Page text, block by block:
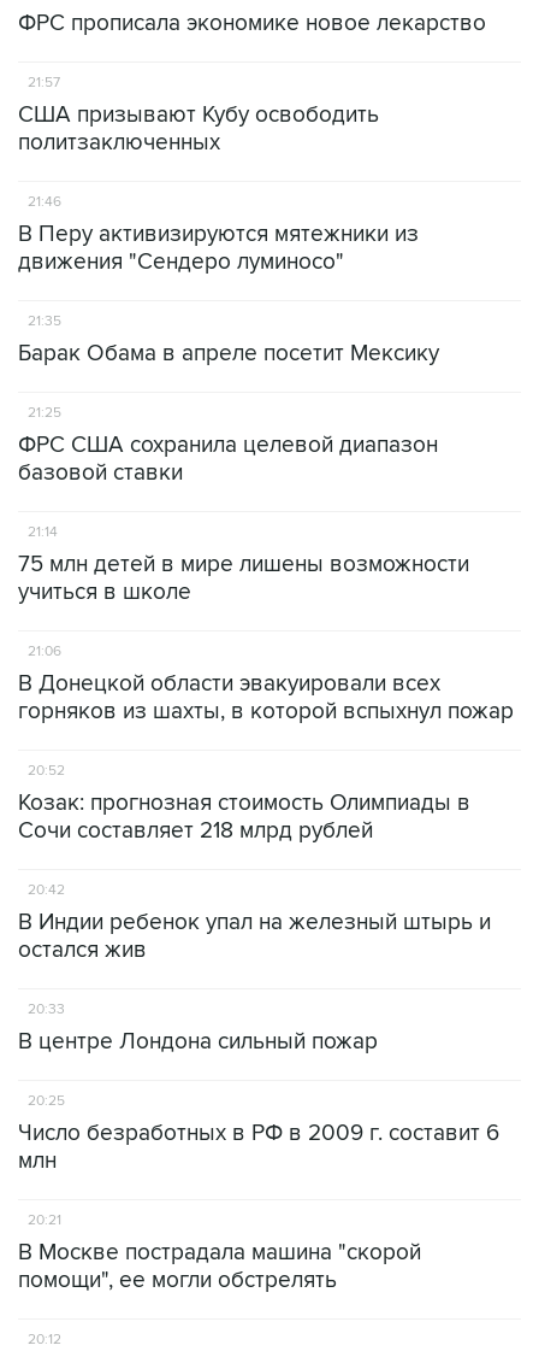
ФРС прописала экономике новое лекарство
21:57
США призывают Кубу освободить
политзаключенных
21:46
В Перу активизируются мятежники из
движения "Сендеро луминосо"
21:35
Барак Обама в апреле посетит Мексику
21:25
ФРС США сохранила целевой диапазон
базовой ставки
21:14
75 млн детей в мире лишены возможности
учиться в школе
21:06
В Донецкой области эвакуировали всех
горняков из шахты, в которой вспыхнул пожар
20:52
Козак: прогнозная стоимость Олимпиады в
Сочи составляет 218 млрд рублей
20:42
В Индии ребенок упал на железный штырь и
остался жив
20:33
В центре Лондона сильный пожар
20:25
Число безработных в РФ в 2009 г. составит 6
млн
20:21
В Москве пострадала машина "скорой
помощи", ее могли обстрелять
20:12